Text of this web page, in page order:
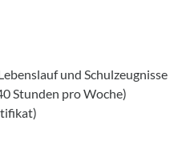
und Schulzeugnisse
Stunden pro Woche)